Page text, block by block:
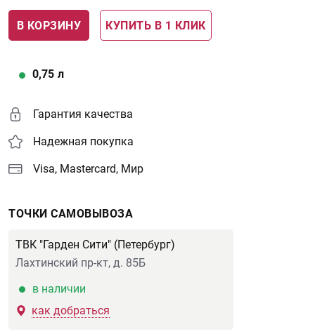
В КОРЗИНУ КУПИТЬ В 1 КЛИК
0,75 л
Гарантия качества
Надежная покупка
Visa, Mastercard, Мир
ТОЧКИ САМОВЫВОЗА
ТВК "Гарден Сити" (Петербург)
Лахтинский пр-кт, д. 85Б
в наличии
как добраться